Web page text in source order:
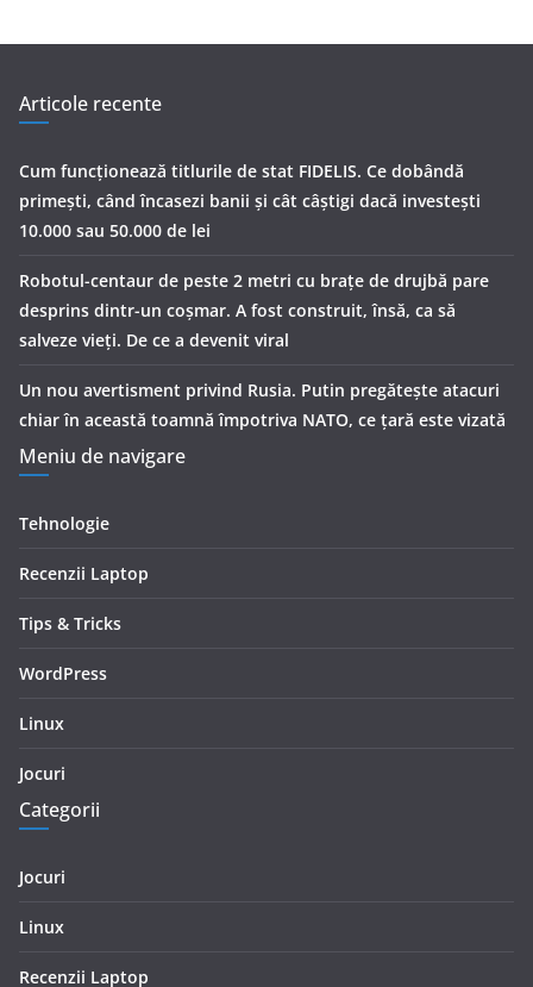
Articole recente
Cum funcționează titlurile de stat FIDELIS. Ce dobândă
primești, când încasezi banii şi cât câștigi dacă investești
10.000 sau 50.000 de lei
Robotul-centaur de peste 2 metri cu brațe de drujbă pare
desprins dintr-un coșmar. A fost construit, însă, ca să
salveze vieți. De ce a devenit viral
Un nou avertisment privind Rusia. Putin pregăteşte atacuri
chiar în această toamnă împotriva NATO, ce țară este vizată
Meniu de navigare
Tehnologie
Recenzii Laptop
Tips & Tricks
WordPress
Linux
Jocuri
Categorii
Jocuri
Linux
Recenzii Laptop